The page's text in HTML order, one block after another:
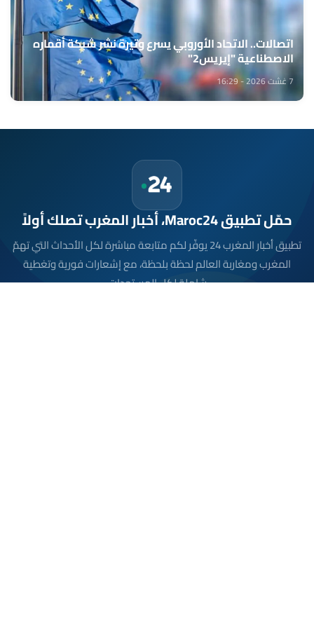
اتصالات.. الاتحاد الأوروبي يسرع وتيرة نشر شبكة أقماره
الاصطناعية "إيريس2"
7 غشت 2026 - 16:29
حمّل تطبيق Maroc24، أخبار المغرب تصلك أولاً
تطبيق أخبار المغرب 24 يوفّر لكم متابعة مباشرة لكل الأحداث التي تهمّ
المغرب ومغاربة العالم لحظة بلحظة، مع إشعارات فورية وتغطية
شاملة لكل المستجدات.